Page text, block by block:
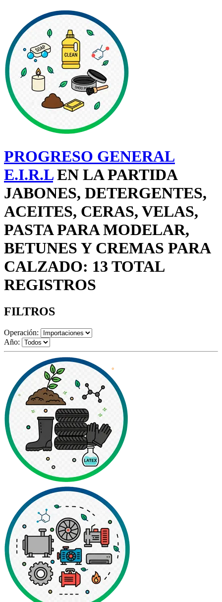
PROGRESO GENERAL
E.I.R.LEN LA PARTIDA
JABONES, DETERGENTES,
ACEITES, CERAS, VELAS,
PASTA PARA MODELAR,
BETUNES Y CREMAS PARA
CALZADO: 13 TOTAL
REGISTROS
FILTROS
Operación:
Año: